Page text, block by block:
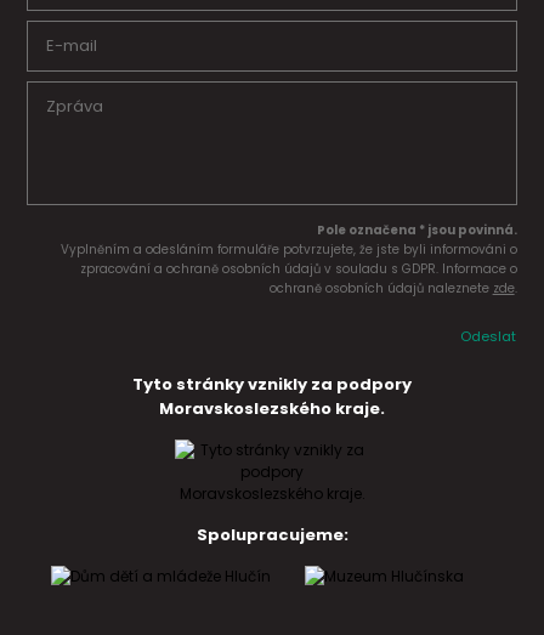
Pole označena * jsou povinná.
Vyplněním a odesláním formuláře potvrzujete, že jste byli informováni o
zpracování a ochraně osobních údajů v souladu s GDPR. Informace o
ochraně osobních údajů naleznete zde.
Odeslat
Tyto stránky vznikly za podpory
Moravskoslezského kraje.
Spolupracujeme: